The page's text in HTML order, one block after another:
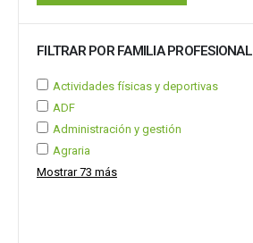
FILTRAR POR FAMILIA PROFESIONAL
Actividades físicas y deportivas
ADF
Administración y gestión
Agraria
Mostrar 73 más